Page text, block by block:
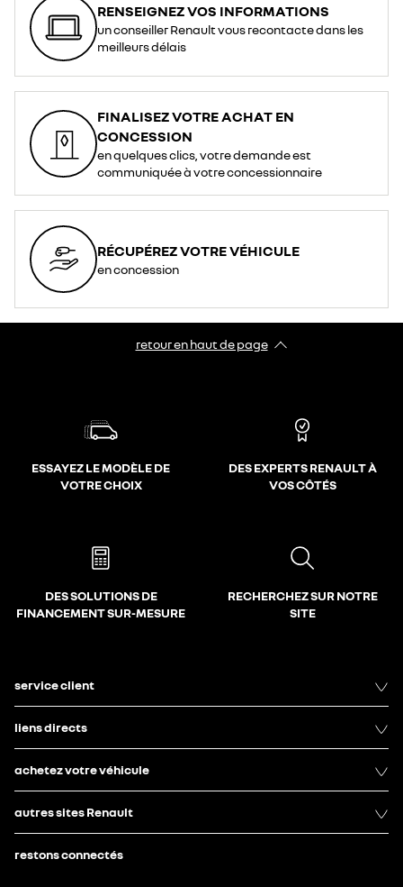
RENSEIGNEZ VOS INFORMATIONS
un conseiller Renault vous recontacte dans les
meilleurs délais
FINALISEZ VOTRE ACHAT EN
CONCESSION
en quelques clics, votre demande est
communiquée à votre concessionnaire
RÉCUPÉREZ VOTRE VÉHICULE
en concession
retour en haut de page​
ESSAYEZ LE MODÈLE DE
VOTRE CHOIX
DES EXPERTS RENAULT À
VOS CÔTÉS
DES SOLUTIONS DE
FINANCEMENT SUR-MESURE
RECHERCHEZ SUR NOTRE
SITE
service client
liens directs
achetez votre véhicule
autres sites Renault
restons connectés